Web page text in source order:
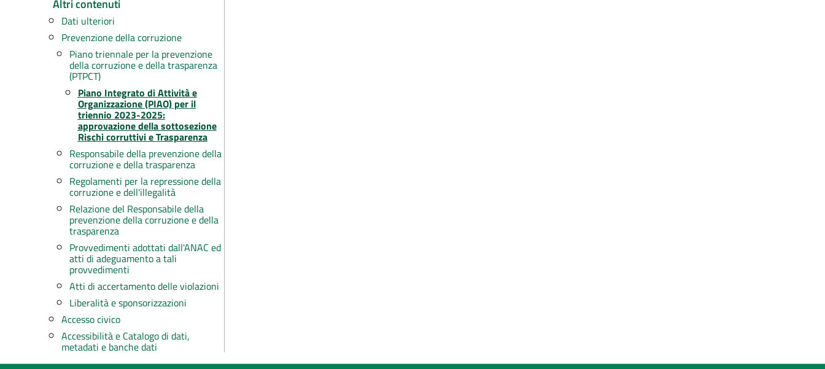
Altri contenuti
Dati ulteriori
Prevenzione della corruzione
Piano triennale per la prevenzione
della corruzione e della trasparenza
(PTPCT)
Piano Integrato di Attività e
Organizzazione (PIAO) per il
triennio 2023-2025:
approvazione della sottosezione
Rischi corruttivi e Trasparenza
Responsabile della prevenzione della
corruzione e della trasparenza
Regolamenti per la repressione della
corruzione e dell'illegalità
Relazione del Responsabile della
prevenzione della corruzione e della
trasparenza
Provvedimenti adottati dall'ANAC ed
atti di adeguamento a tali
provvedimenti
Atti di accertamento delle violazioni
Liberalità e sponsorizzazioni
Accesso civico
Accessibilità e Catalogo di dati,
metadati e banche dati